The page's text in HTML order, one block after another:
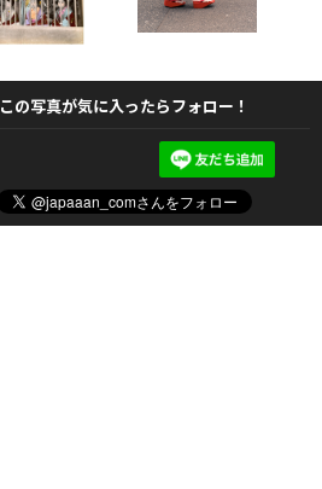
この写真が気に入ったらフォロー！